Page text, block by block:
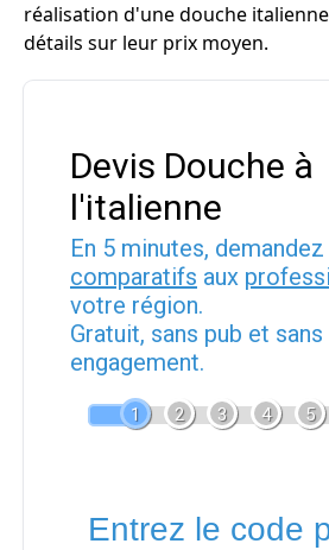
réalisation d'une douche
détails sur leur prix moyen.
Devis Douche à
l'italienne
En 5 minutes, demandez
comparatifs aux
votre région.
Gratuit, sans pub et sans
engagement.
1 2 3 4 5
Entrez le code